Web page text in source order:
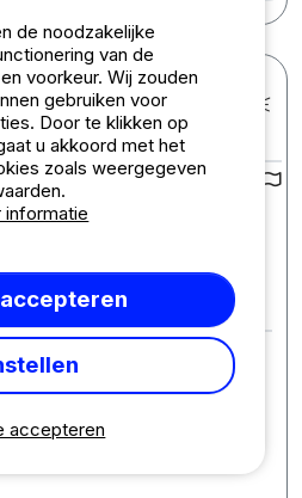
18-08-2025
-
:
de la Dordogne génial.
réglable trop chaude en cette
ne
: Standplaats : auto
pour nous .
accepteren
de noodzakelijke
van de
voorkeur. Wij zouden
gebruiken voor
Door te klikken op
u akkoord met het
zoals weergegeven
informatie